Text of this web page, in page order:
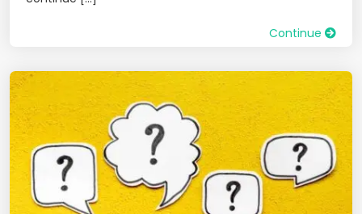
Continue